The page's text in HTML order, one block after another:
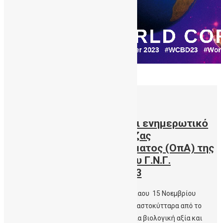
Φωτογραφίες Δράσεων και ενημερωτικό
υλικό της Δημόσιας Τράπεζας
Ομφαλοπλακουντιακού Αίματος (ΟπΑ) της
Αιματολογικής Κλινικής του Γ.Ν.Γ.
Παπανικολάου – WCBD 2023
Δημόσια Τράπεζα ΟπΑ του ΓΝΓ Παπανικολαου 15 Νοεμβρίου
παγκόσμια ημέρα ομφαλίου αίματοςΤα βλαστοκύτταρα από το
ομφαλιοπλακουντικό αίμα έχουν σπουδαία βιολογική αξία και